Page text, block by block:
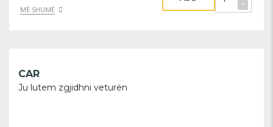
MË SHUMË -
CAR
Ju lutem zgjidhni veturën